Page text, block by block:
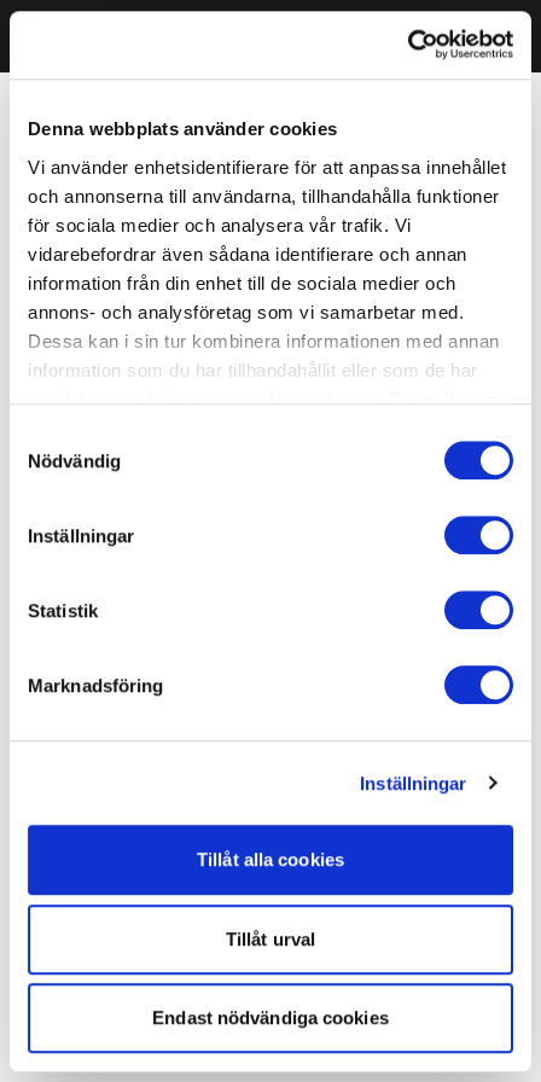
Denna webbplats använder cookies
Vi använder enhetsidentifierare för att anpassa innehållet
och annonserna till användarna, tillhandahålla funktioner
för sociala medier och analysera vår trafik. Vi
vidarebefordrar även sådana identifierare och annan
information från din enhet till de sociala medier och
annons- och analysföretag som vi samarbetar med.
Dessa kan i sin tur kombinera informationen med annan
information som du har tillhandahållit eller som de har
Nödvändig
Inställningar
Statistik
Marknadsföring
Inställningar
Tillåt alla cookies
Tillåt urval
Endast nödvändiga cookies